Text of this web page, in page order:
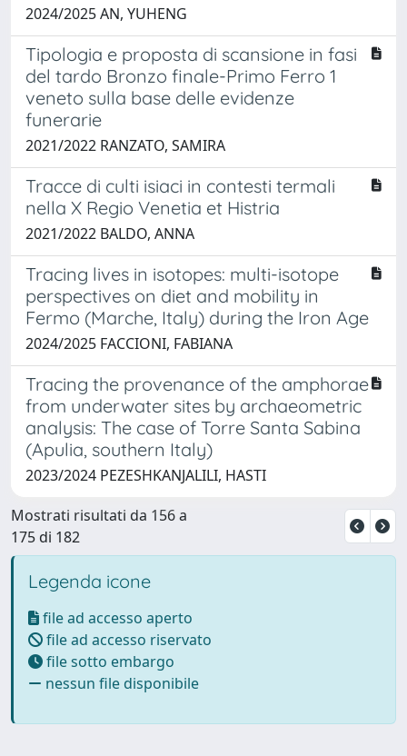
2024/2025 AN, YUHENG
Tipologia e proposta di scansione in fasi
del tardo Bronzo finale-Primo Ferro 1
veneto sulla base delle evidenze
funerarie
2021/2022 RANZATO, SAMIRA
Tracce di culti isiaci in contesti termali
nella X Regio Venetia et Histria
2021/2022 BALDO, ANNA
Tracing lives in isotopes: multi-isotope
perspectives on diet and mobility in
Fermo (Marche, Italy) during the Iron Age
2024/2025 FACCIONI, FABIANA
Tracing the provenance of the amphorae
from underwater sites by archaeometric
analysis: The case of Torre Santa Sabina
(Apulia, southern Italy)
2023/2024 PEZESHKANJALILI, HASTI
Mostrati risultati da 156 a
175 di 182
Legenda icone
file ad accesso aperto
file ad accesso riservato
file sotto embargo
nessun file disponibile